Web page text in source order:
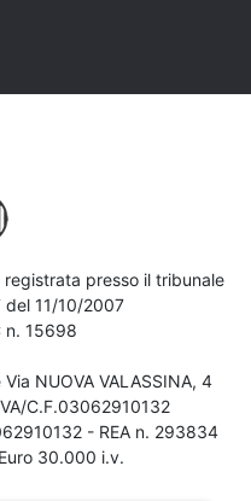
presso il tribunale
del 11/10/2007
n. 15698
NUOVA VALASSINA, 4
C.F.03062910132
- REA n. 293834
30.000 i.v.